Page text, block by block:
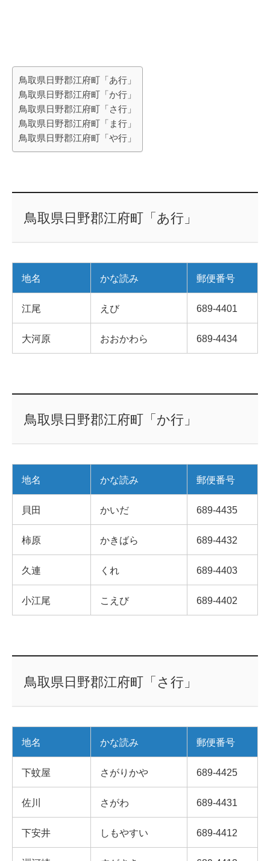
鳥取県日野郡江府町「あ行」
鳥取県日野郡江府町「か行」
鳥取県日野郡江府町「さ行」
鳥取県日野郡江府町「ま行」
鳥取県日野郡江府町「や行」
鳥取県日野郡江府町「あ行」
地名 かな読み 郵便番号
江尾 えび 689-4401
大河原 おおかわら 689-4434
鳥取県日野郡江府町「か行」
地名 かな読み 郵便番号
貝田 かいだ 689-4435
柿原 かきばら 689-4432
久連 くれ 689-4403
小江尾 こえび 689-4402
鳥取県日野郡江府町「さ行」
地名 かな読み 郵便番号
下蚊屋 さがりかや 689-4425
佐川 さがわ 689-4431
下安井 しもやすい 689-4412